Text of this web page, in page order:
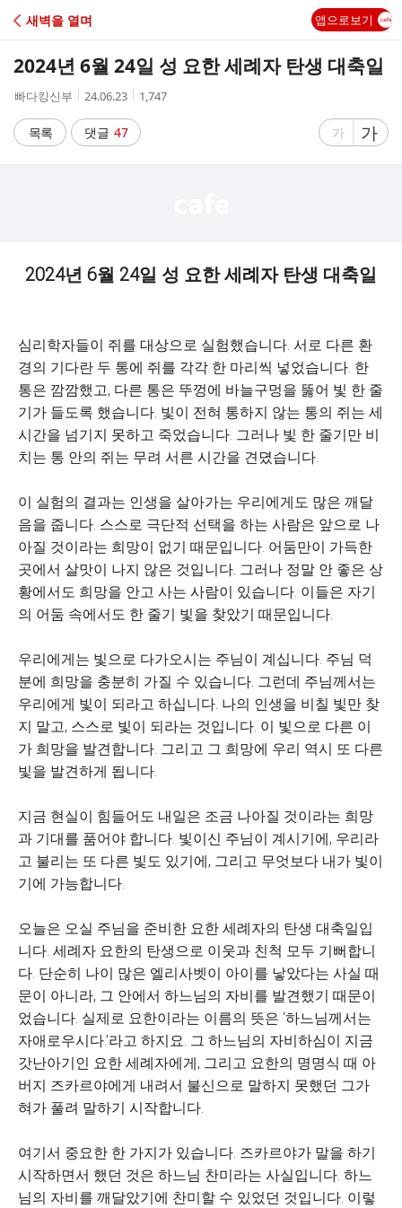
C
A
새벽을 열며 앱으로보기
2024년 6월 24일 성 요한 세례자 탄생 대축일
작
자
빠다킹신부
작
시
간
24.06.23
조
수
1,747
목록 댓글 47
글
게
가
글
자
게
가
2024년 6월 24일 성 요한 세례자 탄생 대축일
심리학자들이 쥐를 대상으로 실험했습니다. 서로 다른 환
경의 기다란 두 통에 쥐를 각각 한 마리씩 넣었습니다. 한
통은 깜깜했고, 다른 통은 뚜껑에 바늘구멍을 뚫어 빛 한 줄
기가 들도록 했습니다. 빛이 전혀 통하지 않는 통의 쥐는 세
시간을 넘기지 못하고 죽었습니다. 그러나 빛 한 줄기만 비
치는 통 안의 쥐는 무려 서른 시간을 견뎠습니다.
이 실험의 결과는 인생을 살아가는 우리에게도 많은 깨달
음을 줍니다. 스스로 극단적 선택을 하는 사람은 앞으로 나
아질 것이라는 희망이 없기 때문입니다. 어둠만이 가득한
곳에서 살맛이 나지 않은 것입니다. 그러나 정말 안 좋은 상
황에서도 희망을 안고 사는 사람이 있습니다. 이들은 자기
의 어둠 속에서도 한 줄기 빛을 찾았기 때문입니다.
우리에게는 빛으로 다가오시는 주님이 계십니다. 주님 덕
분에 희망을 충분히 가질 수 있습니다. 그런데 주님께서는
우리에게 빛이 되라고 하십니다. 나의 인생을 비칠 빛만 찾
지 말고, 스스로 빛이 되라는 것입니다. 이 빛으로 다른 이
가 희망을 발견합니다. 그리고 그 희망에 우리 역시 또 다른
빛을 발견하게 됩니다.
지금 현실이 힘들어도 내일은 조금 나아질 것이라는 희망
과 기대를 품어야 합니다. 빛이신 주님이 계시기에, 우리라
고 불리는 또 다른 빛도 있기에, 그리고 무엇보다 내가 빛이
기에 가능합니다.
오늘은 오실 주님을 준비한 요한 세례자의 탄생 대축일입
니다. 세례자 요한의 탄생으로 이웃과 친척 모두 기뻐합니
다. 단순히 나이 많은 엘리사벳이 아이를 낳았다는 사실 때
문이 아니라, 그 안에서 하느님의 자비를 발견했기 때문이
었습니다. 실제로 요한이라는 이름의 뜻은 ‘하느님께서는
자애로우시다.’라고 하지요. 그 하느님의 자비하심이 지금
갓난아기인 요한 세례자에게, 그리고 요한의 명명식 때 아
버지 즈카르야에게 내려서 불신으로 말하지 못했던 그가
혀가 풀려 말하기 시작합니다.
여기서 중요한 한 가지가 있습니다. 즈카르야가 말을 하기
시작하면서 했던 것은 하느님 찬미라는 사실입니다. 하느
님의 자비를 깨달았기에 찬미할 수 있었던 것입니다. 이렇